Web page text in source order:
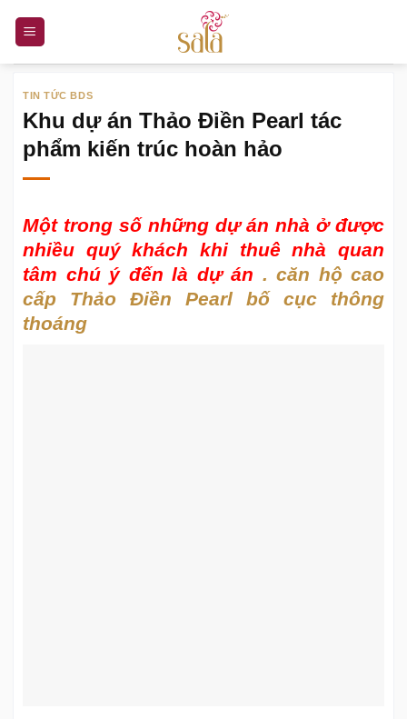
nội
TIN TỨC BDS
Khu dự án Thảo Điền Pearl tác
phẩm kiến trúc hoàn hảo
Một trong số những dự án nhà ở được
nhiều quý khách khi thuê nhà quan
tâm chú ý đến là dự án . căn hộ cao
cấp Thảo Điền Pearl bố cục thông
thoáng